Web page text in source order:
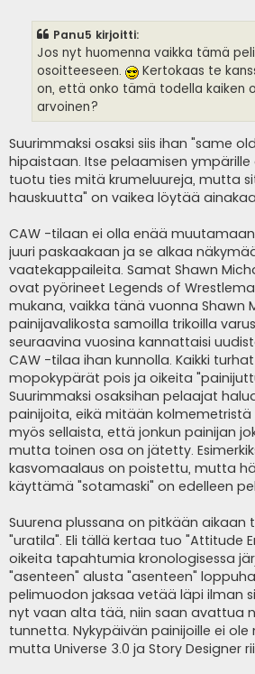
Panu5 kirjoitti:
Jos nyt huomenna vaikka tämä
osoitteeseen.
Kertokaas te
on, että onko tämä todella kaiken
arvoinen?
Suurimmaksi osaksi siis ihan "same
hipaistaan. Itse pelaamisen ympärille
tuotu ties mitä krumeluureja, mutta
hauskuutta" on vaikea löytää
CAW -tilaan ei olla enää
juuri paskaakaan ja se alkaa
vaatekappaileita. Samat Shawn
ovat pyörineet Legends of
mukana, vaikka tänä vuonna Shawn
painijavalikosta samoilla trikoilla
seuraavina vuosina kannattaisi
CAW -tilaa ihan kunnolla. Kaikki
mopokypärät pois ja oikeita
Suurimmaksi osaksihan pelaajat
painijoita, eikä mitään kolmemetristä
myös sellaista, että jonkun painijan
mutta toinen osa on jätetty.
kasvomaalaus on poistettu, mutta
käyttämä "sotamaski" on edelleen
Suurena plussana on pitkään
"uratila". Eli tällä kertaa tuo "Attitude
oikeita tapahtumia kronologisessa
"asenteen" alusta "asenteen"
pelimuodon jaksaa vetää läpi ilman
nyt vaan alta tää, niin saan avattua
tunnetta. Nykypäivän painijoille ei
mutta Universe 3.0 ja Story Designer